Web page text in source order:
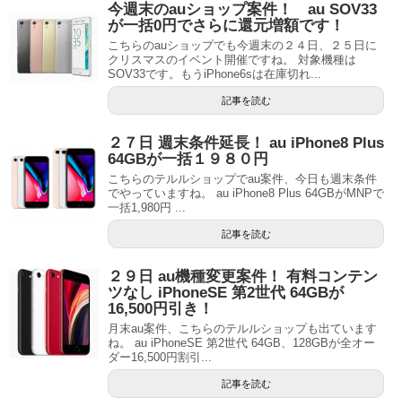
今週末のauショップ案件！ au SOV33
が一括0円でさらに還元増額です！
こちらのauショップでも今週末の２４日、２５日に
クリスマスのイベント開催ですね。 対象機種は
SOV33です。もうiPhone6sは在庫切れ...
記事を読む
２７日 週末条件延長！ au iPhone8 Plus
64GBが一括１９８０円
こちらのテルルショップでau案件、今日も週末条件
でやっていますね。 au iPhone8 Plus 64GBがMNPで
一括1,980円 ...
記事を読む
２９日 au機種変更案件！ 有料コンテン
ツなし iPhoneSE 第2世代 64GBが
16,500円引き！
月末au案件、こちらのテルルショップも出ています
ね。 au iPhoneSE 第2世代 64GB、128GBが全オー
ダー16,500円割引...
記事を読む